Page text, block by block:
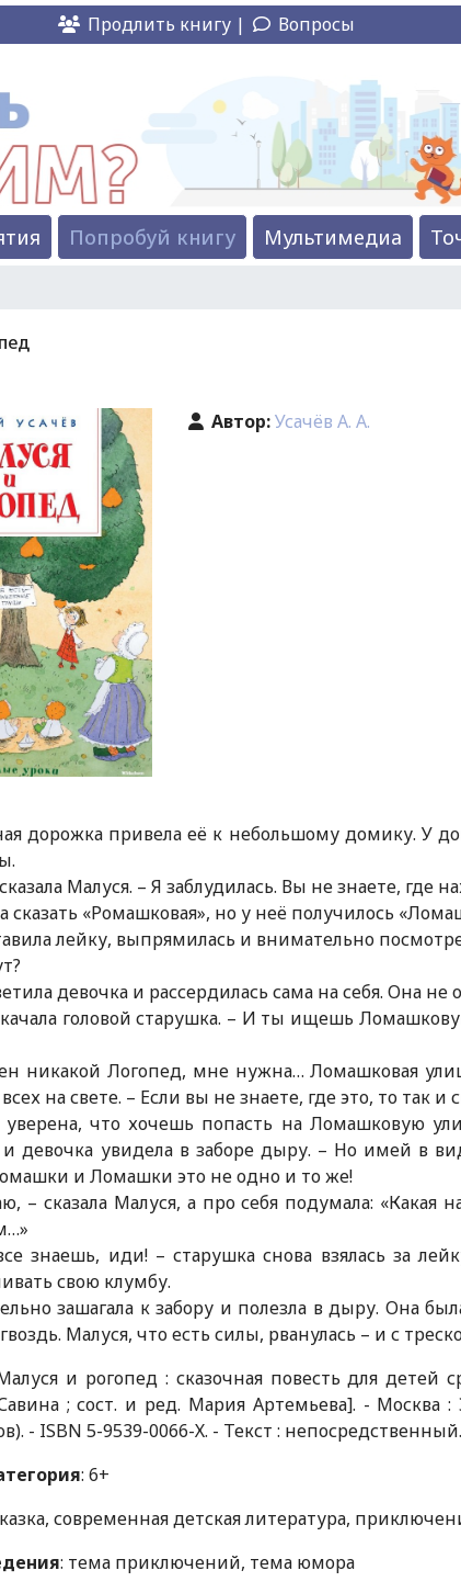
Продлить книгу | Вопросы
Попробуй книгу Мультимедиа
Автор:Усачёв А. А.
дорожка привела её к небольшому домику. У
Малуся. – Я заблудилась. Вы не знаете, где
сказать «Ромашковая», но у неё получилось
лейку, выпрямилась и внимательно
девочка и рассердилась сама на себя. Она
головой старушка. – И ты ищешь
никакой Логопед, мне нужна… Ломашковая
на свете. – Если вы не знаете, где это, то так и
что хочешь попасть на Ломашковую
девочка увидела в заборе дыру. – Но имей в
и Ломашки это не одно и то же!
– сказала Малуся, а про себя подумала: «Какая
знаешь, иди! – старушка снова взялась за
свою клумбу.
зашагала к забору и полезла в дыру. Она
Малуся, что есть силы, рванулась – и с
и рогопед : сказочная повесть для детей
; сост. и ред. Мария Артемьева]. - Москва
- ISBN 5-9539-0066-Х. - Текст : непосредственный.
: 6+
современная детская литература,
: тема приключений, тема юмора